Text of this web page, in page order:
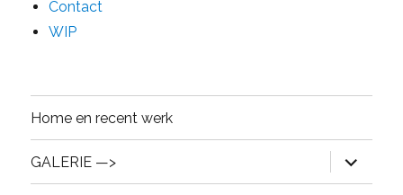
Contact
WIP
Home en recent werk
GALERIE —>
expand
child
menu